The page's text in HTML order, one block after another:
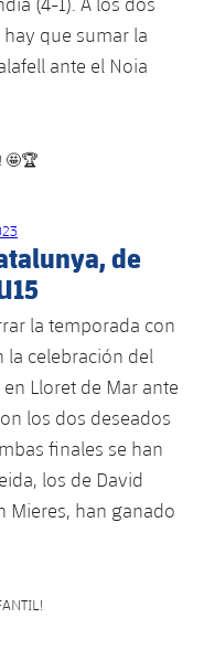
que sumar la
ante el Noia
🤩🏆
de
la temporada con
la celebración del
Lloret de Mar ante
los dos deseados
finales se han
los de David
Mieres, han ganado